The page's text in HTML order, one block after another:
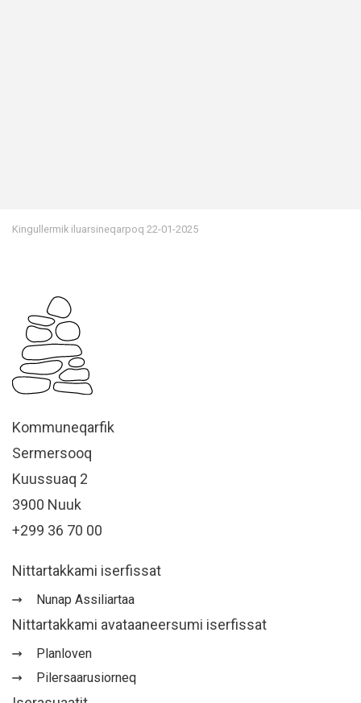
Kingullermik iluarsineqarpoq 22-01-2025
Kommuneqarfik
Sermersooq
Kuussuaq 2
3900 Nuuk
+299 36 70 00
Nittartakkami iserfissat
Nunap Assiliartaa
Nittartakkami avataaneersumi iserfissat
Planloven
Pilersaarusiorneq